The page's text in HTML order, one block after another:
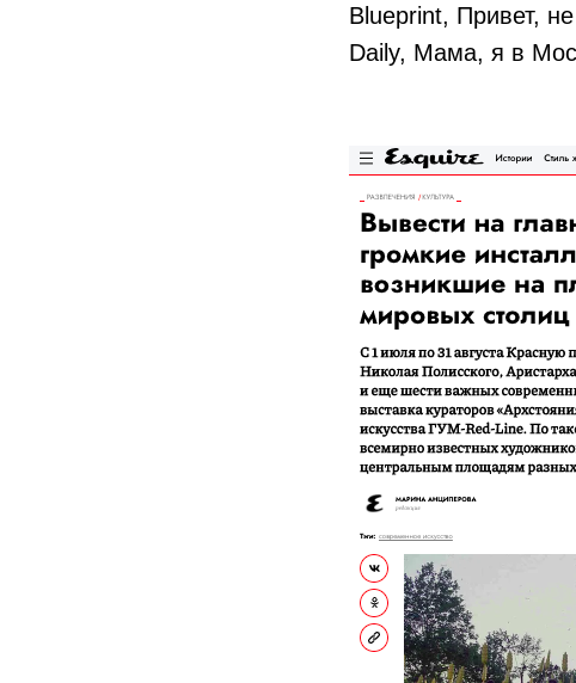
Blueprint, Привет,
Daily, Мама, я в